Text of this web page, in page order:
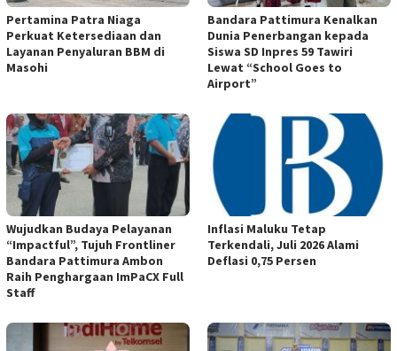
Pertamina Patra Niaga
Perkuat Ketersediaan dan
Layanan Penyaluran BBM di
Masohi
Bandara Pattimura Kenalkan
Dunia Penerbangan kepada
Siswa SD Inpres 59 Tawiri
Lewat “School Goes to
Airport”
Wujudkan Budaya Pelayanan
“Impactful”, Tujuh Frontliner
Bandara Pattimura Ambon
Raih Penghargaan ImPaCX Full
Staff
Inflasi Maluku Tetap
Terkendali, Juli 2026 Alami
Deflasi 0,75 Persen